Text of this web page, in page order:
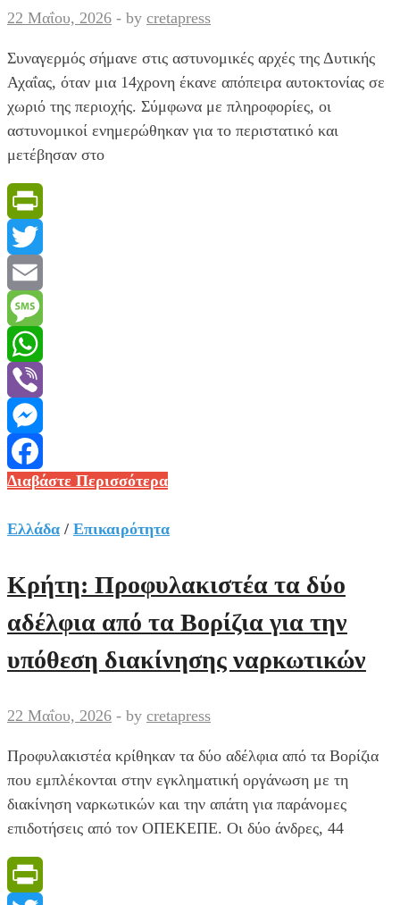
22 Μαΐου, 2026 - by cretapress
Συναγερμός σήμανε στις αστυνομικές αρχές της Δυτικής
Αχαΐας, όταν μια 14χρονη έκανε απόπειρα αυτοκτονίας σε
χωριό της περιοχής. Σύμφωνα με πληροφορίες, οι
αστυνομικοί ενημερώθηκαν για το περιστατικό και
μετέβησαν στο
PrintFriendly
Twitter
Email
Message
WhatsApp
Viber
Messenger
Facebook
Αχαΐα:
αποπειράθηκε
αυτοκτονήσει
με
χάπια
-Νοσηλεύεται
εκτός
Διαβάστε Περισσότερα
Ελλάδα / Επικαιρότητα
Κρήτη: Προφυλακιστέα τα δύο
αδέλφια από τα Βορίζια για την
υπόθεση διακίνησης ναρκωτικών
22 Μαΐου, 2026 - by cretapress
Προφυλακιστέα κρίθηκαν τα δύο αδέλφια από τα Βορίζια
που εμπλέκονται στην εγκληματική οργάνωση με τη
διακίνηση ναρκωτικών και την απάτη για παράνομες
επιδοτήσεις από τον ΟΠΕΚΕΠΕ. Οι δύο άνδρες, 44